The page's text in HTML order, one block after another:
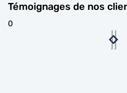
Témoignages de nos
0